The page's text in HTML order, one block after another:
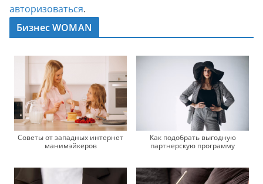
авторизоваться.
Бизнес WOMAN
Советы от западных интернет
манимэйкеров
Как подобрать выгодную
партнерскую программу